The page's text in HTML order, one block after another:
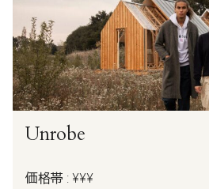
Unrobe
価格帯 : ¥¥¥